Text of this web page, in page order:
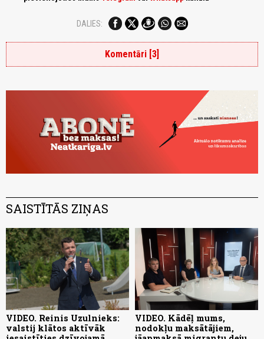
DALIES:
Komentāri [3]
SAISTĪTĀS ZIŅAS
VIDEO. Reinis Uzulnieks:
valstij klātos aktīvāk
VIDEO. Kādēļ mums,
nodokļu maksātājiem,